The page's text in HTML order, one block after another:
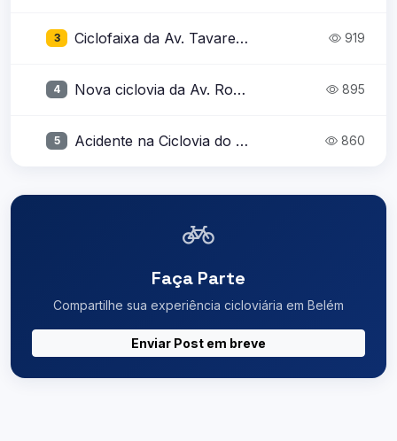
3 Ciclofaixa da Av. Tavares Bastos com buraco ocupando quase toda a via 919
4 Nova ciclovia da Av. Romulo Maiorana 895
5 Acidente na Ciclovia do BRT: Destroços Obstruem a Passagem dos Ciclistas 860
Faça Parte
Compartilhe sua experiência cicloviária em Belém
Enviar Post em breve